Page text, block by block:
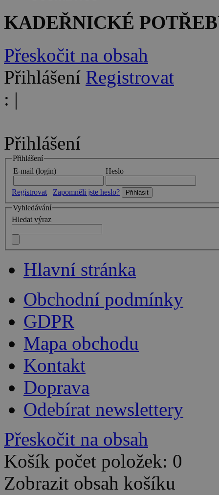
KADEŘNICKÉ
Přeskočit na obsah
Přihlášení Registrovat
: |
Přihlášení
Přihlášení
E-mail (login)
Heslo
Registrovat
Zapomněli jste heslo?
Vyhledávání
Hledat výraz
Hlavní stránka
Obchodní podmínky
GDPR
Mapa obchodu
Kontakt
Doprava
Odebírat newslettery
Přeskočit na obsah
Košík počet položek: 0
Zobrazit obsah košíku